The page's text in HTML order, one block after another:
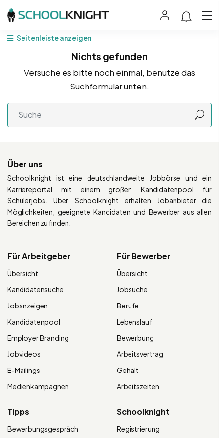
Seitenleiste anzeigen
Nichts gefunden
Versuche es bitte noch einmal, benutze das
Suchformular unten.
Über uns
Schoolknight ist eine deutschlandweite Jobbörse und ein
Karriereportal mit einem großen Kandidatenpool für
Schülerjobs. Über Schoolknight erhalten Jobanbieter die
Möglichkeiten, geeignete Kandidaten und Bewerber aus allen
Bereichen zu finden.
Für Arbeitgeber
Übersicht
Kandidatensuche
Jobanzeigen
Kandidatenpool
Employer Branding
Jobvideos
E-Mailings
Medienkampagnen
Für Bewerber
Übersicht
Jobsuche
Berufe
Lebenslauf
Bewerbung
Arbeitsvertrag
Gehalt
Arbeitszeiten
Tipps
Bewerbungsgespräch
Schoolknight
Registrierung